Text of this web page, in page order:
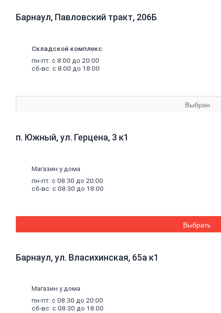
Резиновая
газобетона
Кладочная
сетка
смеси
Цемент
Песок,
мембраны
Металлопрокат
квадрат
стальной
прокат
Проволока
Полоса
стальная
Комплектующие
Барнаул, Павловский тракт, 206Б
Складской комплекс
пн-пт: с 8:00 до 20:00
сб-вс: с 8:00 до 18:00
Выбран
п. Южный, ул. Герцена, 3 к1
Магазин у дома
пн-пт: с 08:30 до 20:00
сб-вс: с 08:30 до 18:00
Выбрать
Барнаул, ул. Власихинская, 65а к1
Магазин у дома
пн-пт: с 08:30 до 20:00
сб-вс: с 08:30 до 18:00